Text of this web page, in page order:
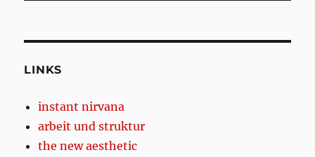
LINKS
instant nirvana
arbeit und struktur
the new aesthetic